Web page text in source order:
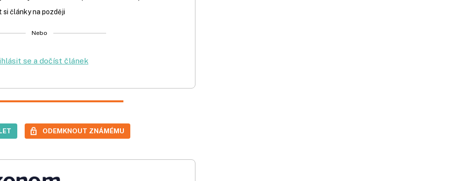
si články na později
Nebo
se a dočíst článek
ODEMKNOUT ZNÁMÉMU